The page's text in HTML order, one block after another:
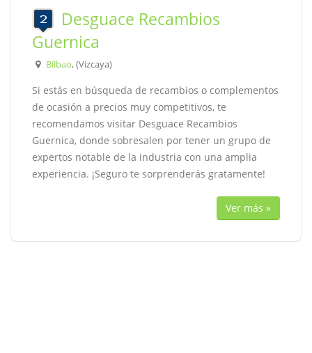
Desguace Recambios
Guernica
Bilbao, (Vizcaya)
Si estás en búsqueda de recambios o complementos
de ocasión a precios muy competitivos, te
recomendamos visitar Desguace Recambios
Guernica, donde sobresalen por tener un grupo de
expertos notable de la industria con una amplia
experiencia. ¡Seguro te sorprenderás gratamente!
Ver más »